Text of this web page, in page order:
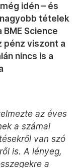
idén – és
tételek
Science
pénz viszont a
nincs is a
az éves
a számai
van szó
is. A lényeg,
a